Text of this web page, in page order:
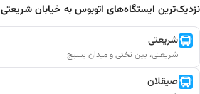
نزدیک‌ترین ایستگاه‌های اتوبوس به خیابان شریعتی
شریعتی
شریعتی، بین تختی و میدان بسیج
صیقلان
این دور و بر